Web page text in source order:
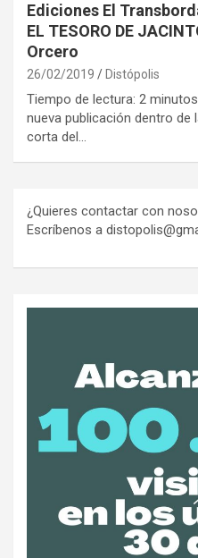
Ediciones El
EL TESORO DE
Orcero
26/02/2019 Distópolis
Tiempo de lectura: 2
nueva publicación dentro de
corta del…
¿Quieres contactar con
Escríbenos a